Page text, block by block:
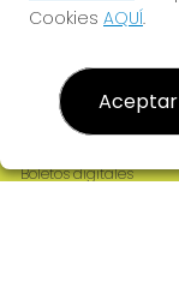
Resultados
Contacto
Empresas
Boletos digitales
Cookies AQUÍ.
Aceptar